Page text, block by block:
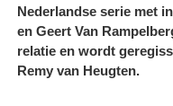
Nederlandse serie met
en Geert Van
relatie en wordt
Remy van Heugten.